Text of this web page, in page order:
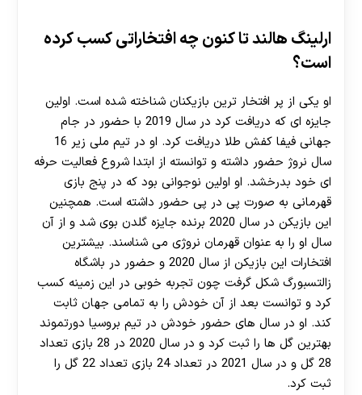
ارلینگ هالند تا کنون چه افتخاراتی کسب کرده
است؟
او یکی از پر افتخار ترین بازیکنان شناخته شده است. اولین
جایزه ای که دریافت کرد در سال 2019 با حضور در جام
جهانی فیفا کفش طلا دریافت کرد. او در تیم ملی زیر 16
سال نروژ حضور داشته و توانسته از ابتدا شروع فعالیت حرفه
ای خود بدرخشد. او اولین نوجوانی بود که در پنج بازی
قهرمانی به صورت پی در پی حضور داشته است. همچنین
این بازیکن در سال 2020 برنده جایزه گلدن بوی شد و از آن
سال او را به عنوان قهرمان نروژی می شناسند. بیشترین
افتخارات این بازیکن از سال 2020 و حضور در باشگاه
زالتسبورگ شکل گرفت چون تجربه خوبی در این زمینه کسب
کرد و توانست بعد از آن خودش را به تمامی جهان ثابت
کند. او در سال های حضور خودش در تیم بروسیا دورتموند
بهترین گل ها را ثبت کرد و در سال 2020 در 28 بازی تعداد
28 گل و در سال 2021 در تعداد 24 بازی تعداد 22 گل را
ثبت کرد.